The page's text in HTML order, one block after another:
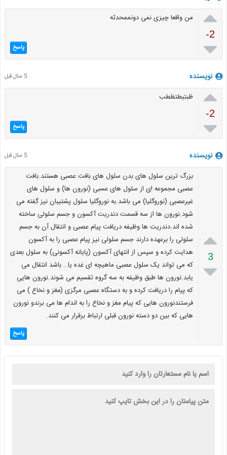

-2

من واقعا چیزی نمی دونممحدثه
پاسخ
نویسنده 5 سال قبل

-2

ظبتبطتظطب
پاسخ
نویسنده 5 سال قبل

3

بزرگ ترین سلول های بدن سلول های بافت عصبی هستند.بافت
عصبی مجموعه ای از سلول های عسبی (نورون ها) و سلول های
غیرعصبی (نوروگلیا) می باشد.به نوروگلیا سلول پشتیبان نیز گفته می
شود.نورون ها از سه قسمت دندریت آکسون و جسم سلولی ساخته
شده اند.دندریت ها وظیفه دریافت پیام عصبی و انتقال آن به جسم
سلولی را برعهده دارند جسم سلولی نیز پیام عصبی را به آکسون
هدایت کرده و سپس از انتهای آکسون (پایانه آکسونی) به سلول بعدی
که می تواند یک سلول عصبی ماهیچه ای غده یا… باشد انتقال می
یابد.نورون ها طبق وظیفه به سه گروه تقسیم می شوند.نورون هایی
که پیام را دریافت کرده و به دستگاه عصبی مرگزی (مغز و نخاع ) می
فرستندنورون هایی که پیام مغز و نخاع را به اندام ها می برندو نورون
هایی که بین دو دسته نورون قبلی ارتباط برقرار می کنند.
پاسخ